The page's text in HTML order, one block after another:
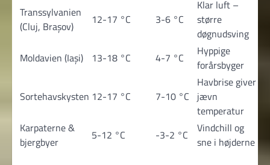
Transsylvanien
(Cluj, Brașov)
12-17 °C 3-6 °C
Klar luft –
større
døgnudsving
Moldavien (Iași)
13-18 °C 4-7 °C
Hyppige
forårsbyger
Sortehavskysten 12-17 °C 7-10 °C
Havbrise giver
jævn
temperatur
Karpaterne &
bjergbyer
5-12 °C -3-2 °C
Vindchill og
sne i højderne